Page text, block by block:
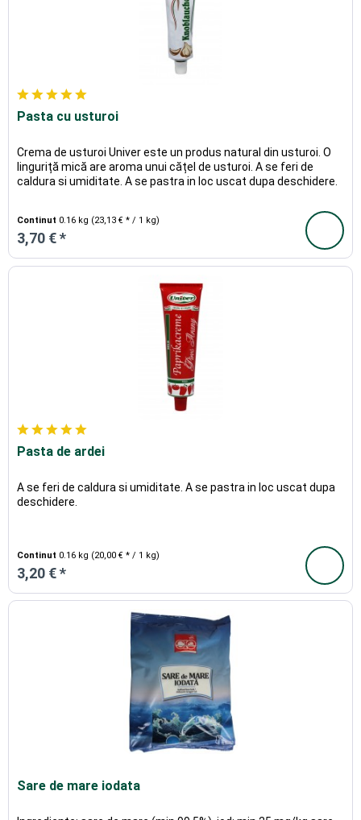
Pasta cu usturoi
Crema de usturoi Univer este un produs natural din usturoi. O
linguriță mică are aroma unui cățel de usturoi. A se feri de
caldura si umiditate. A se pastra in loc uscat dupa deschidere.
Continut 0.16 kg (23,13 € * / 1 kg)
3,70 € *
Pasta de ardei
A se feri de caldura si umiditate. A se pastra in loc uscat dupa
deschidere.
Continut 0.16 kg (20,00 € * / 1 kg)
3,20 € *
Sare de mare iodata